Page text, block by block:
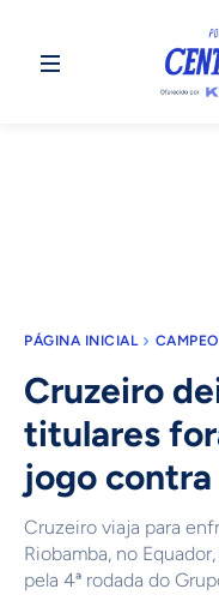
PÁGINA INICIAL
Cruzeiro
titulares
jogo contra
Cruzeiro viaja para
Riobamba, no
pela 4ª rodada do